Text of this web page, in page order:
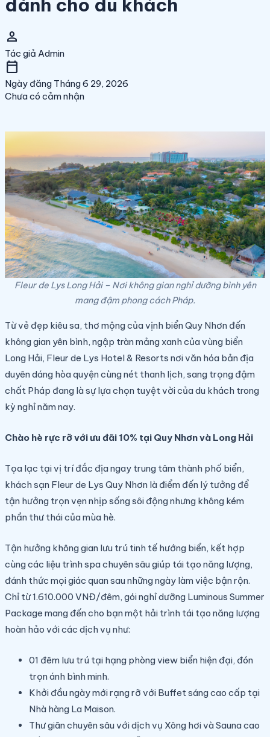
dành cho du khách
person
Tác giả Admin
calendar_today
Ngày đăng Tháng 6 29, 2026
Chưa có cảm nhận
Fleur de Lys Long Hải – Nơi không gian nghỉ dưỡng bình yên
mang đậm phong cách Pháp.
Từ vẻ đẹp kiêu sa, thơ mộng của vịnh biển Quy Nhơn đến
không gian yên bình, ngập tràn mảng xanh của vùng biển
Long Hải, Fleur de Lys Hotel & Resorts nơi văn hóa bản địa
duyên dáng hòa quyện cùng nét thanh lịch, sang trọng đậm
chất Pháp đang là sự lựa chọn tuyệt vời của du khách trong
kỳ nghỉ năm nay.
Chào hè rực rỡ với ưu đãi 10% tại Quy Nhơn và Long Hải
Tọa lạc tại vị trí đắc địa ngay trung tâm thành phố biển,
khách sạn Fleur de Lys Quy Nhơn là điểm đến lý tưởng để
tận hưởng trọn vẹn nhịp sống sôi động nhưng không kém
phần thư thái của mùa hè.
Tận hưởng không gian lưu trú tinh tế hướng biển, kết hợp
cùng các liệu trình spa chuyên sâu giúp tái tạo năng lượng,
đánh thức mọi giác quan sau những ngày làm việc bận rộn.
Chỉ từ 1.610.000 VNĐ/đêm, gói nghỉ dưỡng Luminous Summer
Package mang đến cho bạn một hải trình tái tạo năng lượng
hoàn hảo với các dịch vụ như:
01 đêm lưu trú tại hạng phòng view biển hiện đại, đón
trọn ánh bình minh.
Khởi đầu ngày mới rạng rỡ với Buffet sáng cao cấp tại
Nhà hàng La Maison.
‍Thư giãn chuyên sâu với dịch vụ Xông hơi và Sauna cao